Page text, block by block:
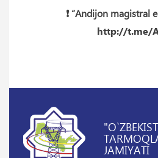
❗️ “Andijon
http://t.me/
JAMIYATI